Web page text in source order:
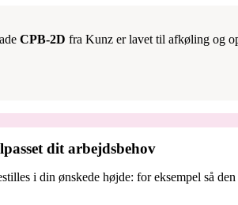
CPB-2D fra Kunz er lavet til afkøling og
dit arbejdsbehov
i din ønskede højde: for eksempel så